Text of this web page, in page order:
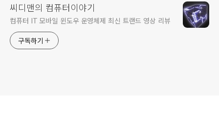
씨디맨의 컴퓨터이야기
컴퓨터 IT 모바일 윈도우 운영체제 최신 트랜드 영상 리뷰
구독하기